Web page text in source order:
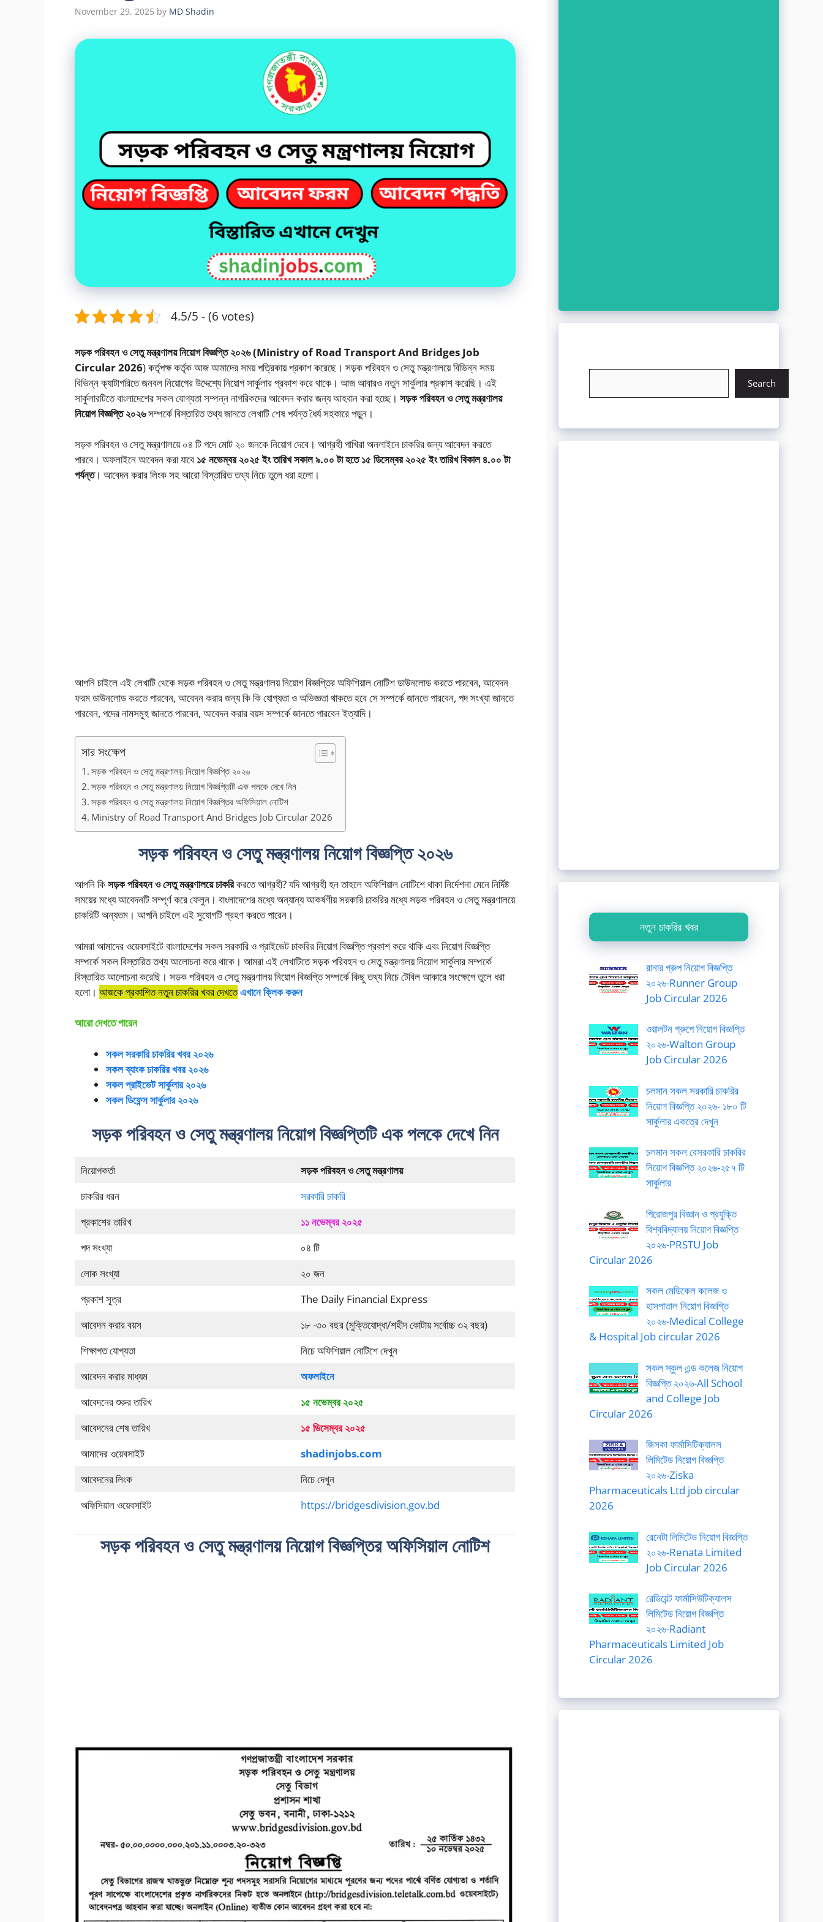
November 29, 2025 by MD Shadin
4.5/5 - (6 votes)
সড়ক পরিবহন ও সেতু মন্ত্রণালয় নিয়োগ বিজ্ঞপ্তি ২০২৬ (Ministry of Road Transport And Bridges Job
Circular 2026) কর্তৃপক্ষ কর্তৃক আজ আমাদের সময় পত্রিকায় প্রকাশ করেছে। সড়ক পরিবহন ও সেতু মন্ত্রণালয়ে বিভিন্ন সময়
বিভিন্ন ক্যাটাগরিতে জনবল নিয়োগের উদ্দেশ্যে নিয়োগ সার্কুলার প্রকাশ করে থাকে। আজ আবারও নতুন সার্কুলার প্রকাশ করেছি। এই
সার্কুলারটিতে বাংলাদেশের সকল যোগ্যতা সম্পন্ন নাগরিকদের আবেদন করার জন্য আহবান করা হচ্ছে। সড়ক পরিবহন ও সেতু মন্ত্রণালয়
নিয়োগ বিজ্ঞপ্তি ২০২৬সম্পর্কে বিস্তারিত তথ্য জানতে লেখাটি শেষ পর্যন্ত ধৈর্য সহকারে পড়ুন।
সড়ক পরিবহন ও সেতু মন্ত্রণালয়ে ০৪ টি পদে মোট ২০ জনকে নিয়োগ দেবে। আগ্রহী পাখিরা অনলাইনে চাকরির জন্য আবেদন করতে
পারবে। অফলাইনে আবেদন করা যাবে ১৫ নভেম্বর ২০২৫ ইং তারিখ সকাল ৯.০০ টা হতে ১৫ ডিসেম্বর ২০২৫ ইং তারিখ বিকাল ৪.০০ টা
পর্যন্ত। আবেদন করার লিংক সহ আরো বিস্তারিত তথ্য নিচে তুলে ধরা হলো।
আপনি চাইলে এই লেখাটি থেকে সড়ক পরিবহন ও সেতু মন্ত্রণালয় নিয়োগ বিজ্ঞপ্তির অফিশিয়াল নোটিশ ডাউনলোড করতে পারবেন, আবেদন
ফরম ডাউনলোড করতে পারবেন, আবেদন করার জন্য কি কি যোগ্যতা ও অভিজ্ঞতা থাকতে হবে সে সম্পর্কে জানতে পারবেন, পদ সংখ্যা জানতে
পারবেন, পদের নামসমূহ জানতে পারবেন, আবেদন করার বয়স সম্পর্কে জানতে পারবেন ইত্যাদি।
সার সংক্ষেপ
সড়ক পরিবহন ও সেতু মন্ত্রণালয় নিয়োগ বিজ্ঞপ্তি ২০২৬
সড়ক পরিবহন ও সেতু মন্ত্রণালয় নিয়োগ বিজ্ঞপ্তিটি এক পলকে দেখে নিন
সড়ক পরিবহন ও সেতু মন্ত্রণালয় নিয়োগ বিজ্ঞপ্তির অফিসিয়াল নোটিশ
Ministry of Road Transport And Bridges Job Circular 2026
সড়ক পরিবহন ও সেতু মন্ত্রণালয় নিয়োগ বিজ্ঞপ্তি ২০২৬
আপনি কিসড়ক পরিবহন ও সেতু মন্ত্রণালয়ে চাকরিকরতে আগ্রহী? যদি আগ্রহী হন তাহলে অফিশিয়াল নোটিশে থাকা নির্দেশনা মেনে নির্দিষ্ট
সময়ের মধ্যে আবেদনটি সম্পূর্ণ করে ফেলুন। বাংলাদেশের মধ্যে অন্যান্য আকর্ষণীয় সরকারি চাকরির মধ্যে সড়ক পরিবহন ও সেতু মন্ত্রণালয়ে
চাকরিটি অন্যতম। আপনি চাইলে এই সুযোগটি গ্রহণ করতে পারেন।
আমরা আমাদের ওয়েবসাইটে বাংলাদেশের সকল সরকারি ও প্রাইভেট চাকরির নিয়োগ বিজ্ঞপ্তি প্রকাশ করে থাকি এবং নিয়োগ বিজ্ঞপ্তি
সম্পর্কে সকল বিস্তারিত তথ্য আলোচনা করে থাকে। আমরা এই লেখাটিতে সড়ক পরিবহন ও সেতু মন্ত্রণালয় নিয়োগ সার্কুলার সম্পর্কে
বিস্তারিত আলোচনা করেছি। সড়ক পরিবহন ও সেতু মন্ত্রণালয় নিয়োগ বিজ্ঞপ্তি সম্পর্কে কিছু তথ্য নিচে টেবিল আকারে সংক্ষেপে তুলে ধরা
হলো। আজকে প্রকাশিত নতুন চাকরির খবর দেখতেএখানে ক্লিক করুন
আরো দেখতে পারেন
সকল সরকারি চাকরির খবর ২০২৬
সকল ব্যাংক চাকরির খবর ২০২৬
সকল প্রাইভেট সার্কুলার ২০২৬
সকল ডিফেন্স সার্কুলার ২০২৬
সড়ক পরিবহন ও সেতু মন্ত্রণালয় নিয়োগ বিজ্ঞপ্তিটি এক পলকে দেখে নিন
নিয়োগকর্তা
সড়ক পরিবহন ও সেতু মন্ত্রণালয়
চাকরির ধরন
সরকারি চাকরি
প্রকাশের তারিখ
১১ নভেম্বর ২০২৫
পদ সংখ্যা
০৪ টি
লোক সংখ্যা
২০ জন
প্রকাশ সূত্র
The Daily Financial Express
আবেদন করার বয়স
১৮ -৩০ বছর (মুক্তিযোদ্ধা/শহীদ কোটায় সর্বোচ্চ ৩২ বছর)
শিক্ষাগত যোগ্যতা
নিচে অফিশিয়াল নোটিশে দেখুন
আবেদন করার মাধ্যম
অফলাইনে
আবেদনের শুরুর তারিখ
১৫ নভেম্বর ২০২৫
আবেদনের শেষ তারিখ
১৫ ডিসেম্বর ২০২৫
আমাদের ওয়েবসাইট
shadinjobs.com
আবেদনের লিংক
নিচে দেখুন
অফিসিয়াল ওয়েবসাইট
https://bridgesdivision.gov.bd
সড়ক পরিবহন ও সেতু মন্ত্রণালয় নিয়োগ বিজ্ঞপ্তির অফিসিয়াল নোটিশ
Search
নতুন চাকরির খবর
রানার গ্রুপ নিয়োগ বিজ্ঞপ্তি
২০২৬-Runner Group
Job Circular 2026
ওয়ালটন গ্রুপে নিয়োগ বিজ্ঞপ্তি
২০২৬-Walton Group
Job Circular 2026
চলমান সকল সরকারি চাকরির
নিয়োগ বিজ্ঞপ্তি ২০২৬- ১৮০ টি
সার্কুলার একত্রে দেখুন
চলমান সকল বেসরকারি চাকরির
নিয়োগ বিজ্ঞপ্তি ২০২৬-২৫৭ টি
সার্কুলার
পিরোজপুর বিজ্ঞান ও প্রযুক্তি
বিশ্ববিদ্যালয় নিয়োগ বিজ্ঞপ্তি
২০২৬-PRSTU Job
Circular 2026
সকল মেডিকেল কলেজ ও
হাসপাতাল নিয়োগ বিজ্ঞপ্তি
২০২৬-Medical College
& Hospital Job circular 2026
সকল স্কুল এন্ড কলেজ নিয়োগ
বিজ্ঞপ্তি ২০২৬-All School
and College Job
Circular 2026
জিসকা ফার্মাসিটিক্যালস
লিমিটেড নিয়োগ বিজ্ঞপ্তি
২০২৬-Ziska
Pharmaceuticals Ltd job circular
2026
রেনেটা লিমিটেড নিয়োগ বিজ্ঞপ্তি
২০২৬-Renata Limited
Job Circular 2026
রেডিয়েন্ট ফার্মাসিউটিক্যালস
লিমিটেড নিয়োগ বিজ্ঞপ্তি
২০২৬-Radiant
Pharmaceuticals Limited Job
Circular 2026